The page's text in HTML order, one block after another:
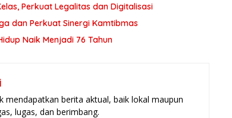
Perkuat Legalitas dan Digitalisasi
dan Perkuat Sinergi Kamtibmas
Naik Menjadi 76 Tahun
mendapatkan berita aktual, baik lokal maupun
lugas, dan berimbang.